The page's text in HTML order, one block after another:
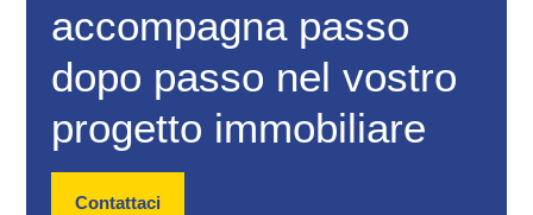
accompagna passo
dopo passo nel vostro
progetto immobiliare
Contattaci